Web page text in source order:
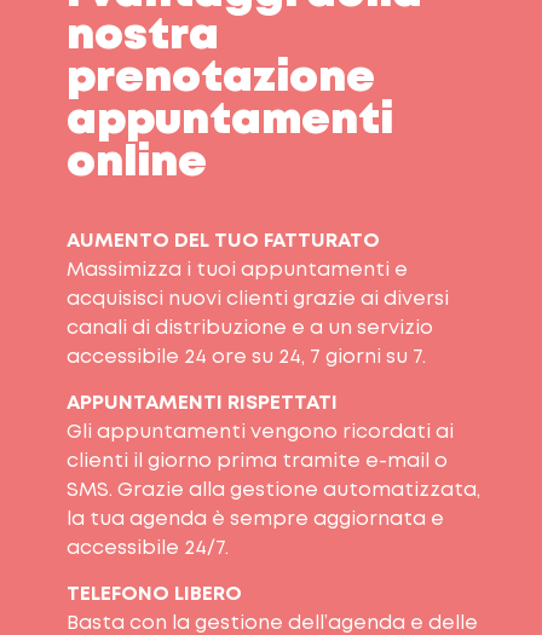
nostra
prenotazione
appuntamenti
online
AUMENTO DEL TUO FATTURATO
Massimizza i tuoi appuntamenti e
acquisisci nuovi clienti grazie ai diversi
canali di distribuzione e a un servizio
accessibile 24 ore su 24, 7 giorni su 7.
APPUNTAMENTI RISPETTATI
Gli appuntamenti vengono ricordati ai
clienti il giorno prima tramite e-mail o
SMS. Grazie alla gestione automatizzata,
la tua agenda è sempre aggiornata e
accessibile 24/7.
TELEFONO LIBERO
Basta con la gestione dell’agenda e delle